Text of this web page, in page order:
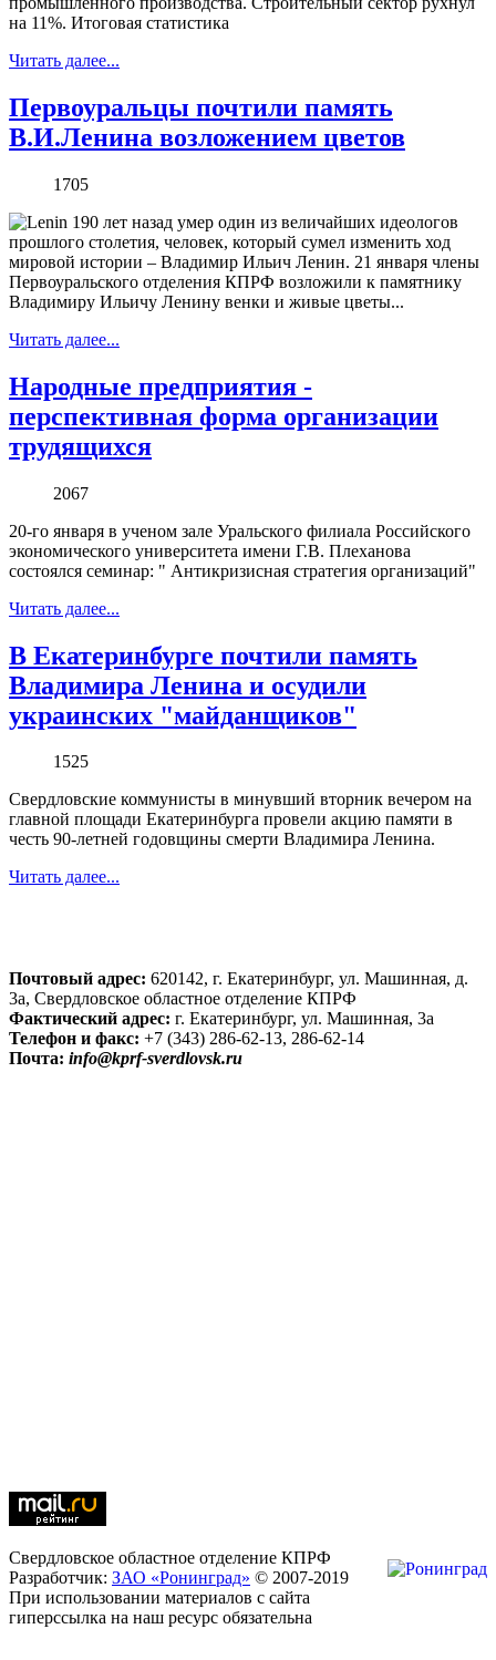
на 11%. Итоговая статистика
Читать далее...
Первоуральцы почтили память
В.И.Ленина возложением цветов
1705
90 лет назад умер один из величайших идеологов
прошлого столетия, человек, который сумел изменить ход
мировой истории – Владимир Ильич Ленин. 21 января члены
Первоуральского отделения КПРФ возложили к памятнику
Владимиру Ильичу Ленину венки и живые цветы...
Читать далее...
Народные предприятия -
перспективная форма организации
трудящихся
2067
20-го января в ученом зале Уральского филиала Российского
экономического университета имени Г.В. Плеханова
состоялся семинар: " Антикризисная стратегия организаций"
Читать далее...
В Екатеринбурге почтили память
Владимира Ленина и осудили
украинских "майданщиков"
1525
Свердловские коммунисты в минувший вторник вечером на
главной площади Екатеринбурга провели акцию памяти в
честь 90-летней годовщины смерти Владимира Ленина.
Читать далее...
Почтовый адрес: 620142, г. Екатеринбург, ул. Машинная, д.
3а, Свердловское областное отделение КПРФ
Фактический адрес: г. Екатеринбург, ул. Машинная, 3а
Телефон и факс: +7 (343) 286-62-13, 286-62-14
Почта: info@kprf-sverdlovsk.ru
Свердловское областное отделение КПРФ
Разработчик: ЗАО «Ронинград» © 2007-2019
При использовании материалов с сайта
гиперссылка на наш ресурс обязательна